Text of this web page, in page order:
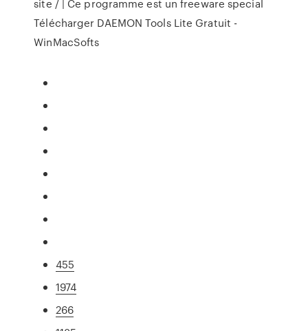
site / | Ce programme est un freeware special
Télécharger DAEMON Tools Lite Gratuit -
WinMacSofts
455
1974
266